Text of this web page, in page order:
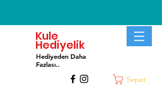
Kule
Hediyelik
Hediyeden Daha
Fazlası..
Sepet